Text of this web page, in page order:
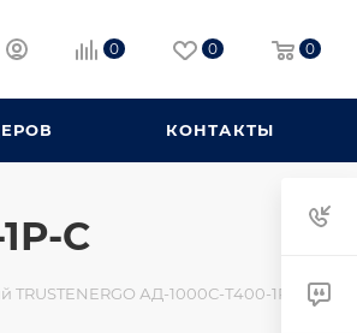
0 0 0
КОНТАКТЫ
С
TRUSTENERGO АД-1000С-Т400-1Р-С